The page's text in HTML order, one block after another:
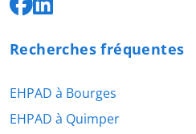
Recherches fréquentes
EHPAD à Bourges
EHPAD à Quimper